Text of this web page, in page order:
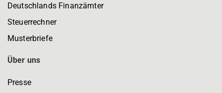
Deutschlands Finanzämter
Steuerrechner
Musterbriefe
Über uns
Presse